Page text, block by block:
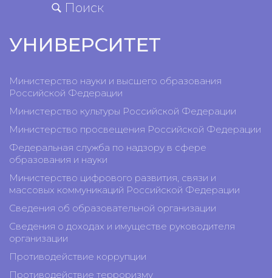
Поиск
УНИВЕРСИТЕТ
Министерство науки и высшего образования
Российской Федерации
Министерство культуры Российской Федерации
Министерство просвещения Российской Федерации
Федеральная служба по надзору в сфере
образования и науки
Министерство цифрового развития, связи и
массовых коммуникаций Российской Федерации
Сведения об образовательной организации
Сведения о доходах и имуществе руководителя
организации
Противодействие коррупции
Противодействие терроризму